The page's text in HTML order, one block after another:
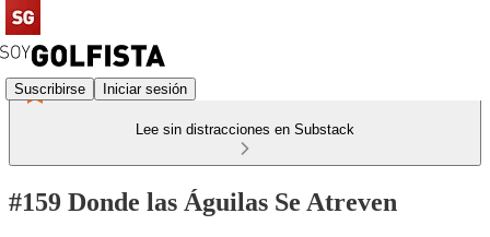
Suscribirse Iniciar sesión
Lee sin distracciones en Substack
#159 Donde las Águilas Se Atreven